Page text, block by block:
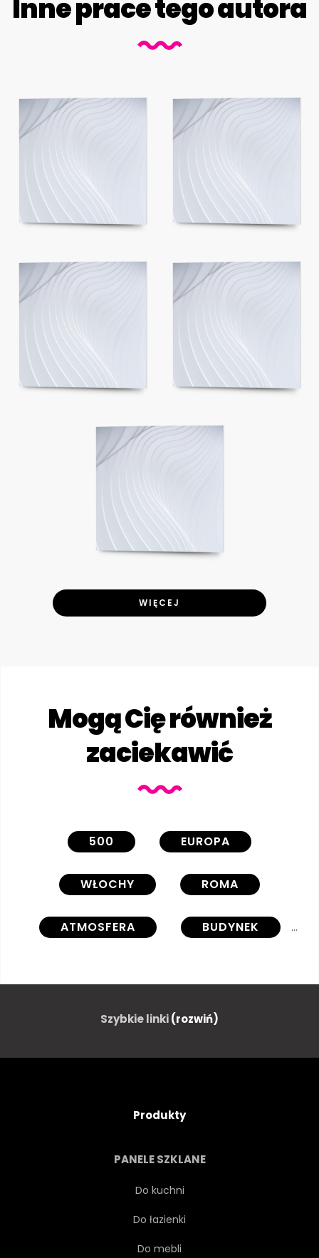
Inne prace tego autora
WIĘCEJ
Mogą Cię również
zaciekawić
500 EUROPA
WŁOCHY ROMA
ATMOSFERA BUDYNEK
KRAJOBRAZ MIASTA
PRZYTULNY WYSTRÓJ
NIKT
Szybkie linki(rozwiń)
Produkty
PANELE SZKLANE
Do kuchni
Do łazienki
Do mebli